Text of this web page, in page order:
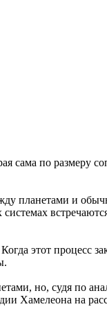
сама по размеру
планетами и
этот процесс
но, судя по
Хамелеона на